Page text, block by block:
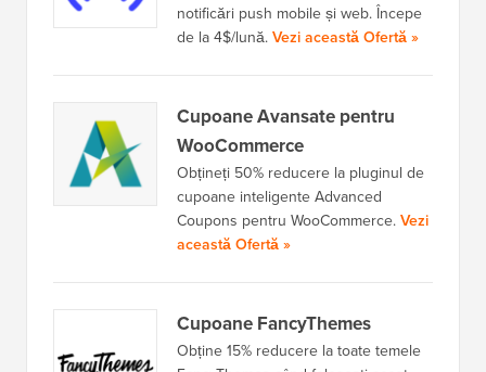
notificări push mobile și web. Începe
de la 4$/lună. Vezi această Ofertă »
Cupoane Avansate pentru
WooCommerce
Obțineți 50% reducere la pluginul de
cupoane inteligente Advanced
Coupons pentru WooCommerce. Vezi
această Ofertă »
Cupoane FancyThemes
Obține 15% reducere la toate temele